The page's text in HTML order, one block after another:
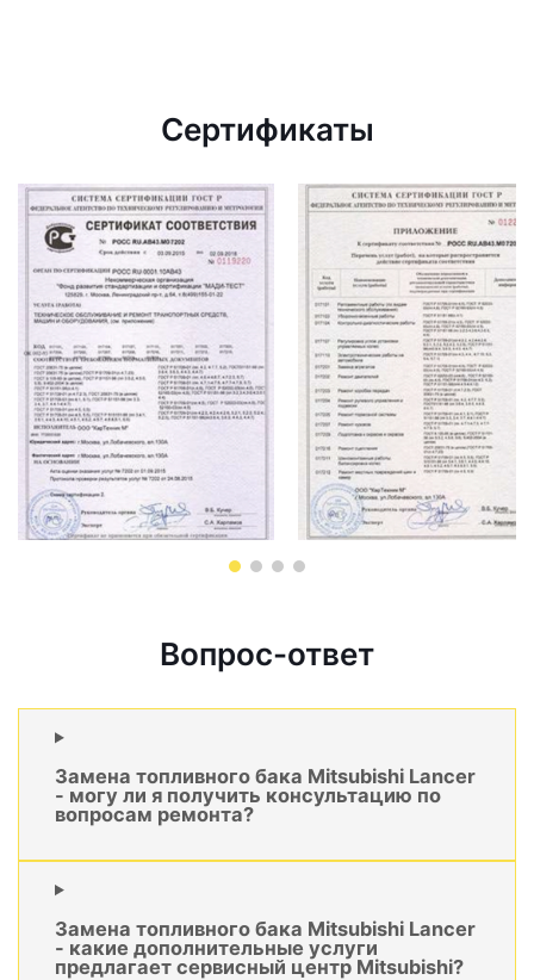
Сертификаты
Вопрос-ответ
Замена топливного бака Mitsubishi Lancer
- могу ли я получить консультацию по
вопросам ремонта?
Замена топливного бака Mitsubishi Lancer
- какие дополнительные услуги
предлагает сервисный центр Mitsubishi?